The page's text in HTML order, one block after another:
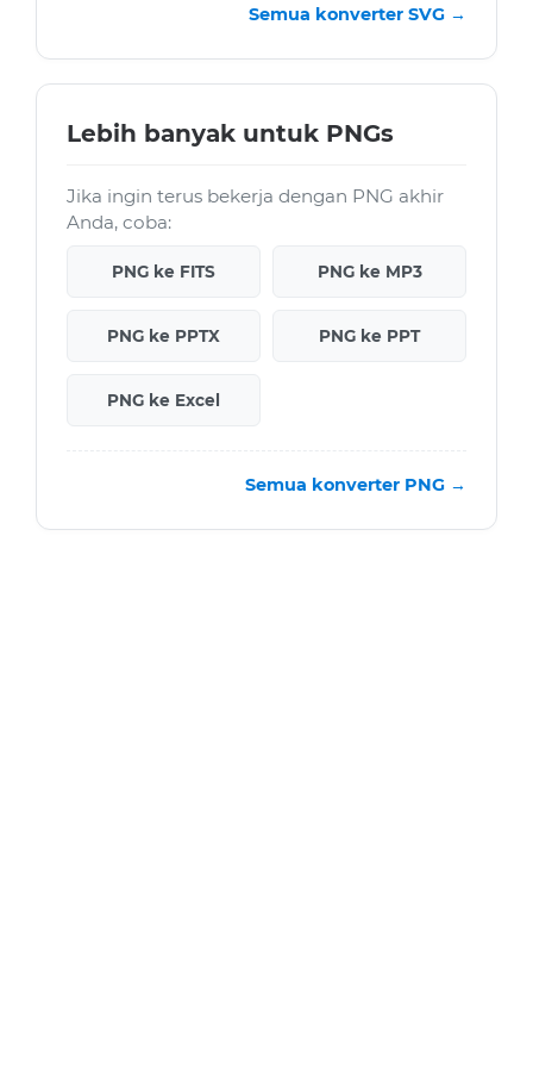
Semua konverter SVG →
Lebih banyak untuk PNGs
Jika ingin terus bekerja dengan PNG akhir
Anda, coba:
PNG ke FITS PNG ke MP3
PNG ke PPTX PNG ke PPT
PNG ke Excel
Semua konverter PNG →